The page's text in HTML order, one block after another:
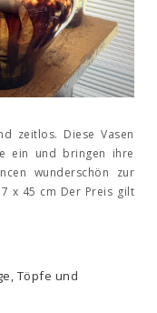
zeitlos. Diese Vasen
ein und bringen ihre
wunderschön zur
x 45 cm Der Preis gilt
Töpfe und